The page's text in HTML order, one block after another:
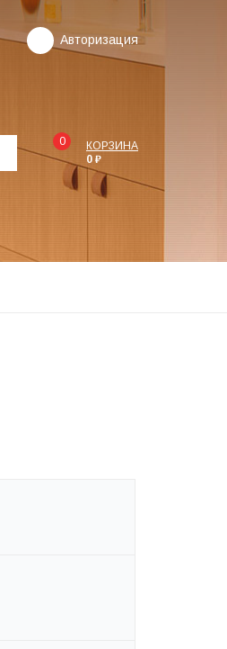
Авторизация
0
КОРЗИНА
0 ₽